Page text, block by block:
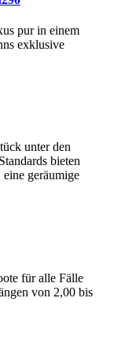
pur in einem
exklusive
unter den
bieten
geräumige
für alle Fälle
von 2,00 bis